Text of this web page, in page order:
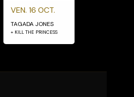
VEN. 16 OCT.
TAGADA JONES
+ KILL THE PRINCESS